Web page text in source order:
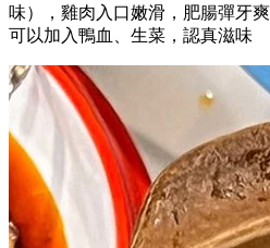
味），雞肉入口嫩滑，肥腸彈牙
可以加入鴨血、生菜，認真滋味